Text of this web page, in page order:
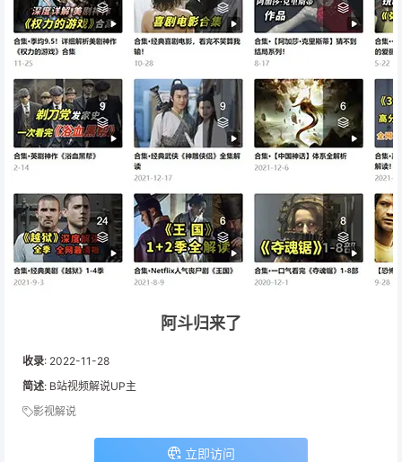
阿斗归来了
收录: 2022-11-28
简述: B站视频解说UP主
影视解说
立即访问